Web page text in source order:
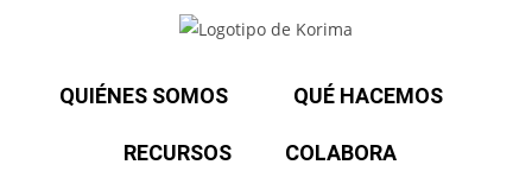
QUIÉNES SOMOS QUÉ HACEMOS
RECURSOS COLABORA